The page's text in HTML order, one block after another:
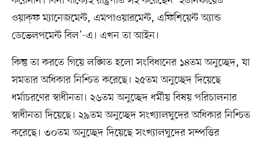
ওয়াক্‌ফ ম্যানেজমেন্ট, এমপাওয়ারমেন্ট, এফিশিয়েন্ট অ্যান্ড
ডেভেলপমেন্ট বিল’-এ। এখন তা আইন।
কিন্তু তা করতে গিয়ে লঙ্ঘিত হলো সংবিধানের ১৪তম অনুচ্ছেদ, যা
সমতার অধিকার নিশ্চিত করেছে। ২৫তম অনুচ্ছেদ দিয়েছে
ধর্মাচরণের স্বাধীনতা। ২৬তম অনুচ্ছেদ ধর্মীয় বিষয় পরিচালনার
স্বাধীনতা দিয়েছে। ২৯তম অনুচ্ছেদ সংখ্যালঘুদের অধিকার নিশ্চিত
করেছে। ৩০তম অনুচ্ছেদ দিয়েছে সংখ্যালঘুদের সম্পত্তির